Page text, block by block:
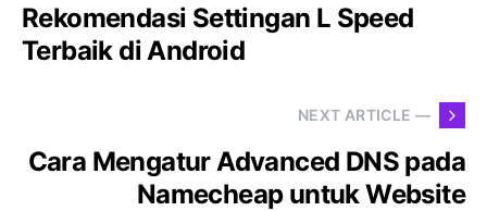
Rekomendasi Settingan L Speed
Terbaik di Android
NEXT ARTICLE —
Cara Mengatur Advanced DNS pada
Namecheap untuk Website